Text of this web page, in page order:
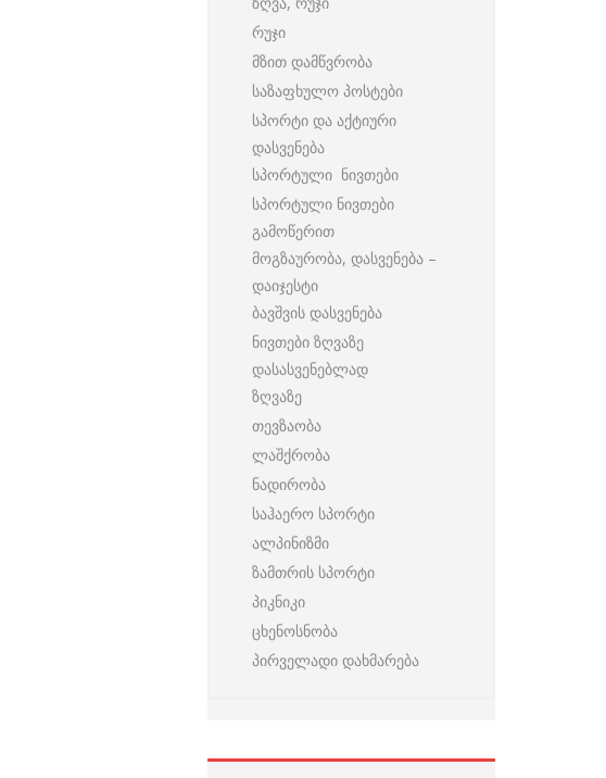
რუჯი
მზით დამწვრობა
საზაფხულო პოსტები
სპორტი და აქტიური
დასვენება
სპორტული ნივთები
სპორტული ნივთები
გამოწერით
მოგზაურობა, დასვენება –
დაიჯესტი
ბავშვის დასვენება
ნივთები ზღვაზე
დასასვენებლად
ზღვაზე
თევზაობა
ლაშქრობა
ნადირობა
საჰაერო სპორტი
ალპინიზმი
ზამთრის სპორტი
პიკნიკი
ცხენოსნობა
პირველადი დახმარება